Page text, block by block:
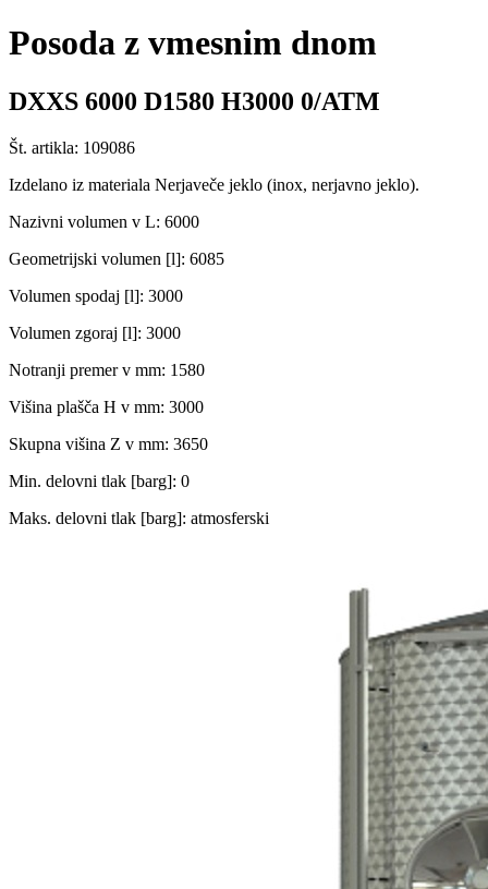
Posoda z vmesnim dnom
DXXS 6000 D1580 H3000 0/ATM
Št. artikla: 109086
Izdelano iz materiala Nerjaveče jeklo (inox, nerjavno jeklo).
Nazivni volumen v L: 6000
Geometrijski volumen [l]: 6085
Volumen spodaj [l]: 3000
Volumen zgoraj [l]: 3000
Notranji premer v mm: 1580
Višina plašča H v mm: 3000
Skupna višina Z v mm: 3650
Min. delovni tlak [barg]: 0
Maks. delovni tlak [barg]: atmosferski